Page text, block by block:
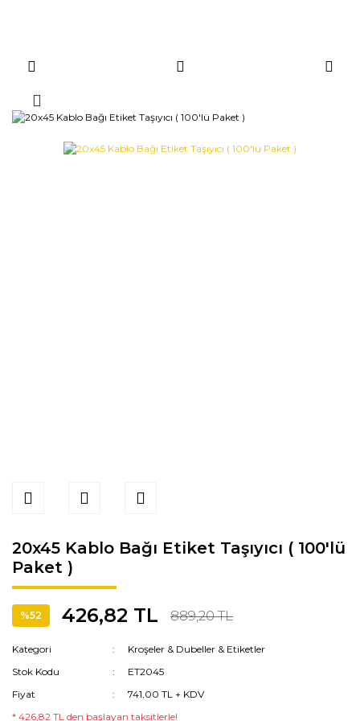
20x45 Kablo Bağı Etiket Taşıyıcı ( 100'lü
Paket )
%52 426,82 TL 889,20 TL
Kategori
Kroşeler & Dubeller & Etiketler
Stok Kodu
ET2045
Fiyat
741,00 TL + KDV
* 426,82 TL den başlayan taksitlerle!